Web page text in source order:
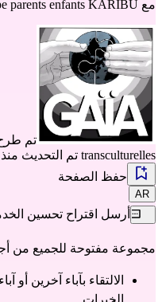
مع parents enfants KARIBU
تم
transculturelles تم التحديث منذ il y a un an
حفظ الصفحة
AR
أرسل اقتراح تحسين
مجموعة مفتوحة للجميع من